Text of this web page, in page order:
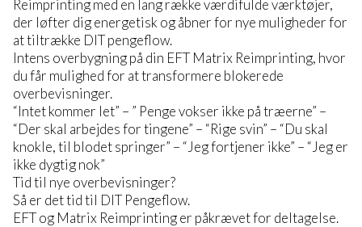
Reimprinting med en lang række værdifulde værktøjer,
der løfter dig energetisk og åbner for nye muligheder for
at tiltrække DIT pengeflow.
Intens overbygning på din EFT Matrix Reimprinting, hvor
du får mulighed for at transformere blokerede
overbevisninger.
“Intet kommer let” – ” Penge vokser ikke på træerne” –
“Der skal arbejdes for tingene” – “Rige svin” – “Du skal
knokle, til blodet springer” – “Jeg fortjener ikke” – “Jeg er
ikke dygtig nok”
Tid til nye overbevisninger?
Så er det tid til DIT Pengeflow.
EFT og Matrix Reimprinting er påkrævet for deltagelse.